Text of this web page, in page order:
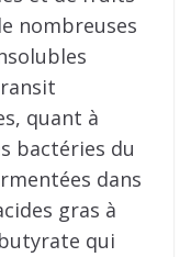
nombreuses
quant à
bactéries du
dans
gras à
qui